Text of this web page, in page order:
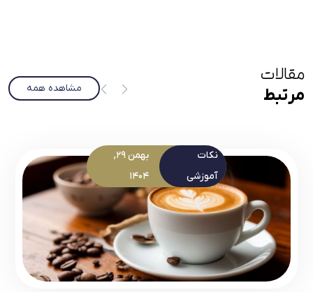
مقالات
مرتبط
مشاهده همه
نکات
آموزشی
بهمن 29,
1404